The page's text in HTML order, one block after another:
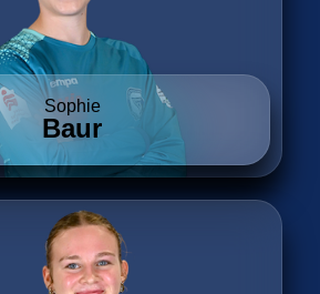
Sophie
Baur